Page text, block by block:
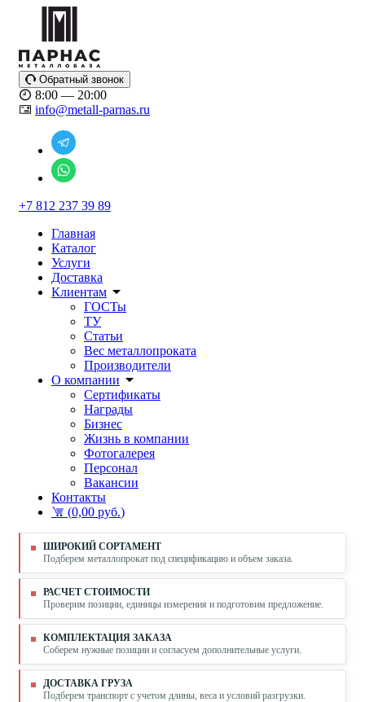
Обратный звонок
8:00 — 20:00
info@metall-parnas.ru
+7 812 237 39 89
Главная
Каталог
Услуги
Доставка
Клиентам
ГОСТы
ТУ
Статьи
Вес металлопроката
Производители
О компании
Сертификаты
Награды
Бизнес
Жизнь в компании
Фотогалерея
Персонал
Вакансии
Контакты
(0,00 руб.)
ШИРОКИЙ СОРТАМЕНТ
Подберем металлопрокат под спецификацию и объем заказа.
РАСЧЕТ СТОИМОСТИ
Проверим позиции, единицы измерения и подготовим предложение.
КОМПЛЕКТАЦИЯ ЗАКАЗА
Соберем нужные позиции и согласуем дополнительные услуги.
ДОСТАВКА ГРУЗА
Подберем транспорт с учетом длины, веса и условий разгрузки.